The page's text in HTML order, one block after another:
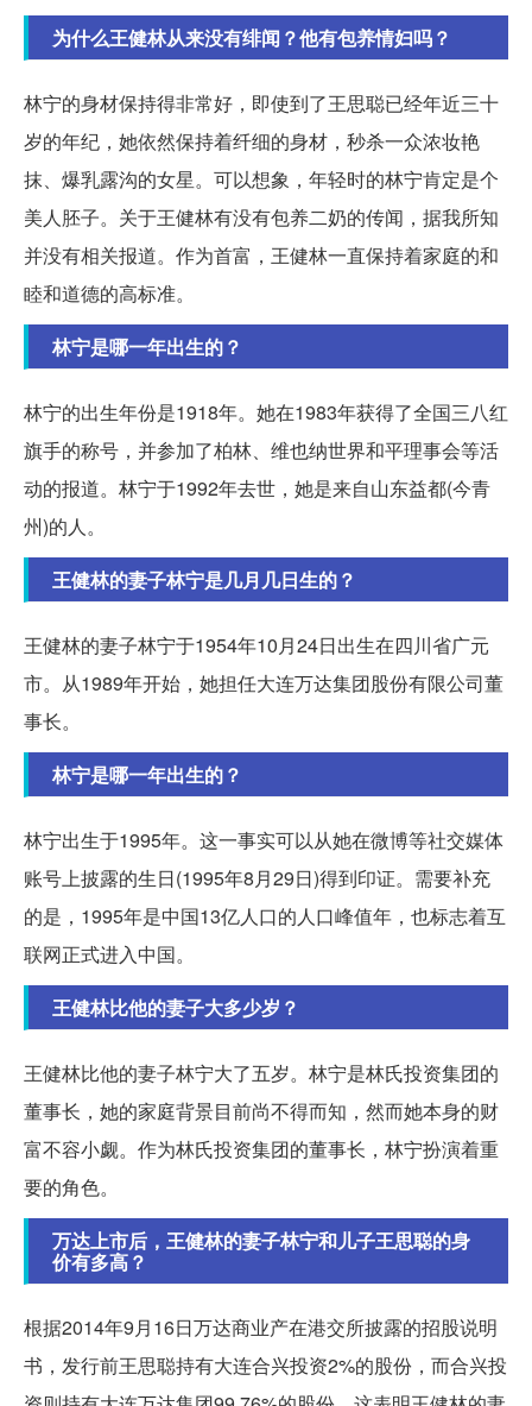
为什么王健林从来没有绯闻？他有包养情妇吗？
林宁的身材保持得非常好，即使到了王思聪已经年近三十
岁的年纪，她依然保持着纤细的身材，秒杀一众浓妆艳
抹、爆乳露沟的女星。可以想象，年轻时的林宁肯定是个
美人胚子。关于王健林有没有包养二奶的传闻，据我所知
并没有相关报道。作为首富，王健林一直保持着家庭的和
睦和道德的高标准。
林宁是哪一年出生的？
林宁的出生年份是1918年。她在1983年获得了全国三八红
旗手的称号，并参加了柏林、维也纳世界和平理事会等活
动的报道。林宁于1992年去世，她是来自山东益都(今青
州)的人。
王健林的妻子林宁是几月几日生的？
王健林的妻子林宁于1954年10月24日出生在四川省广元
市。从1989年开始，她担任大连万达集团股份有限公司董
事长。
林宁是哪一年出生的？
林宁出生于1995年。这一事实可以从她在微博等社交媒体
账号上披露的生日(1995年8月29日)得到印证。需要补充
的是，1995年是中国13亿人口的人口峰值年，也标志着互
联网正式进入中国。
王健林比他的妻子大多少岁？
王健林比他的妻子林宁大了五岁。林宁是林氏投资集团的
董事长，她的家庭背景目前尚不得而知，然而她本身的财
富不容小觑。作为林氏投资集团的董事长，林宁扮演着重
要的角色。
万达上市后，王健林的妻子林宁和儿子王思聪的身
价有多高？
根据2014年9月16日万达商业产在港交所披露的招股说明
书，发行前王思聪持有大连合兴投资2%的股份，而合兴投